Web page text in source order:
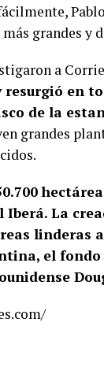
grandes y
a
en
de la
grandes
La
linderas
el